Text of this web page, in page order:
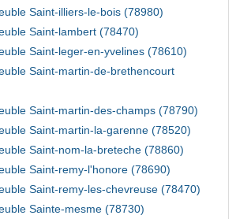
Saint-illiers-le-bois (78980)
Saint-lambert (78470)
Saint-leger-en-yvelines (78610)
Saint-martin-de-brethencourt
Saint-martin-des-champs (78790)
Saint-martin-la-garenne (78520)
Saint-nom-la-breteche (78860)
Saint-remy-l'honore (78690)
Saint-remy-les-chevreuse (78470)
Sainte-mesme (78730)